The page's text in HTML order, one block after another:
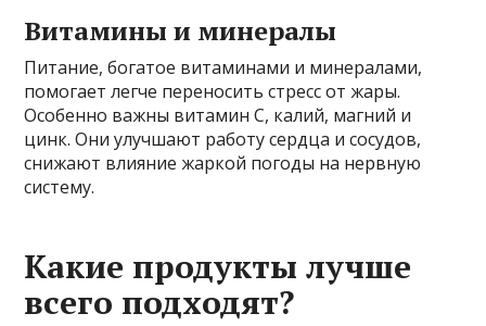
Витамины и минералы
Питание, богатое витаминами и минералами,
помогает легче переносить стресс от жары.
Особенно важны витамин C, калий, магний и
цинк. Они улучшают работу сердца и сосудов,
снижают влияние жаркой погоды на нервную
систему.
Какие продукты лучше
всего подходят?